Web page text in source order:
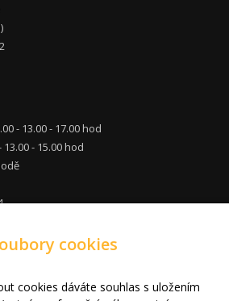
- 13.00 - 17.00 hod
13.00 - 15.00 hod
cookies
cookies dáváte souhlas s uložením